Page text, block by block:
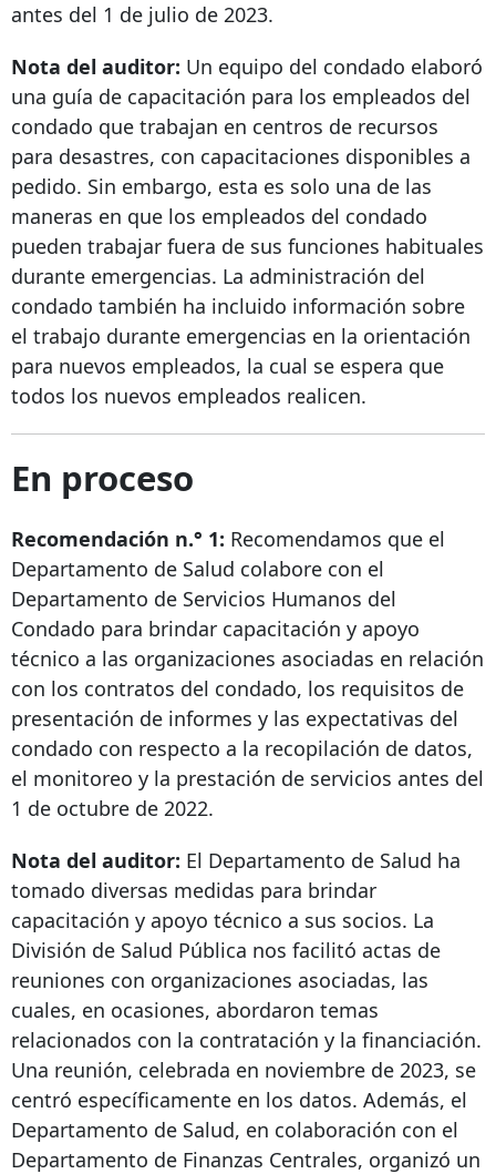
antes del 1 de julio de 2023.
Nota del auditor: Un equipo del condado elaboró
​​una guía de capacitación para los empleados del
condado que trabajan en centros de recursos
para desastres, con capacitaciones disponibles a
pedido. Sin embargo, esta es solo una de las
maneras en que los empleados del condado
pueden trabajar fuera de sus funciones habituales
durante emergencias. La administración del
condado también ha incluido información sobre
el trabajo durante emergencias en la orientación
para nuevos empleados, la cual se espera que
todos los nuevos empleados realicen.
En proceso
Recomendación n.° 1: Recomendamos que el
Departamento de Salud colabore con el
Departamento de Servicios Humanos del
Condado para brindar capacitación y apoyo
técnico a las organizaciones asociadas en relación
con los contratos del condado, los requisitos de
presentación de informes y las expectativas del
condado con respecto a la recopilación de datos,
el monitoreo y la prestación de servicios antes del
1 de octubre de 2022.
Nota del auditor: El Departamento de Salud ha
tomado diversas medidas para brindar
capacitación y apoyo técnico a sus socios. La
División de Salud Pública nos facilitó actas de
reuniones con organizaciones asociadas, las
cuales, en ocasiones, abordaron temas
relacionados con la contratación y la financiación.
Una reunión, celebrada en noviembre de 2023, se
centró específicamente en los datos. Además, el
Departamento de Salud, en colaboración con el
Departamento de Finanzas Centrales, organizó un